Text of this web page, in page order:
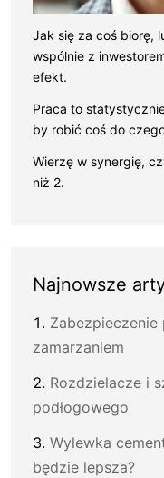
Jak się za coś biorę,
wspólnie z
efekt.
Praca to
by robić coś do
Wierzę w synergię,
niż 2.
Najnowsze
zamarzaniem
Rozdzielacze i
podłogowego
Wylewka
będzie lepsza?